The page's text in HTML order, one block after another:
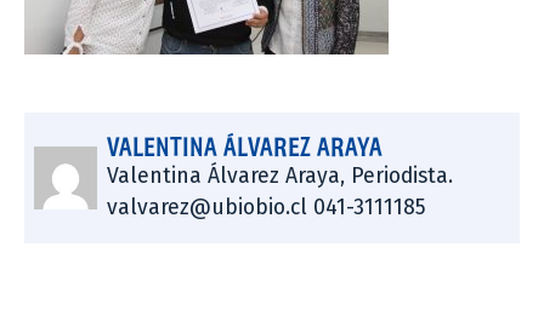
VALENTINA ÁLVAREZ ARAYA
Valentina Álvarez Araya, Periodista.
valvarez@ubiobio.cl 041-3111185